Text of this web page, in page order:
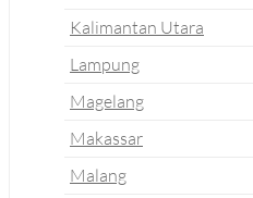
Kalimantan Utara
Lampung
Magelang
Makassar
Malang